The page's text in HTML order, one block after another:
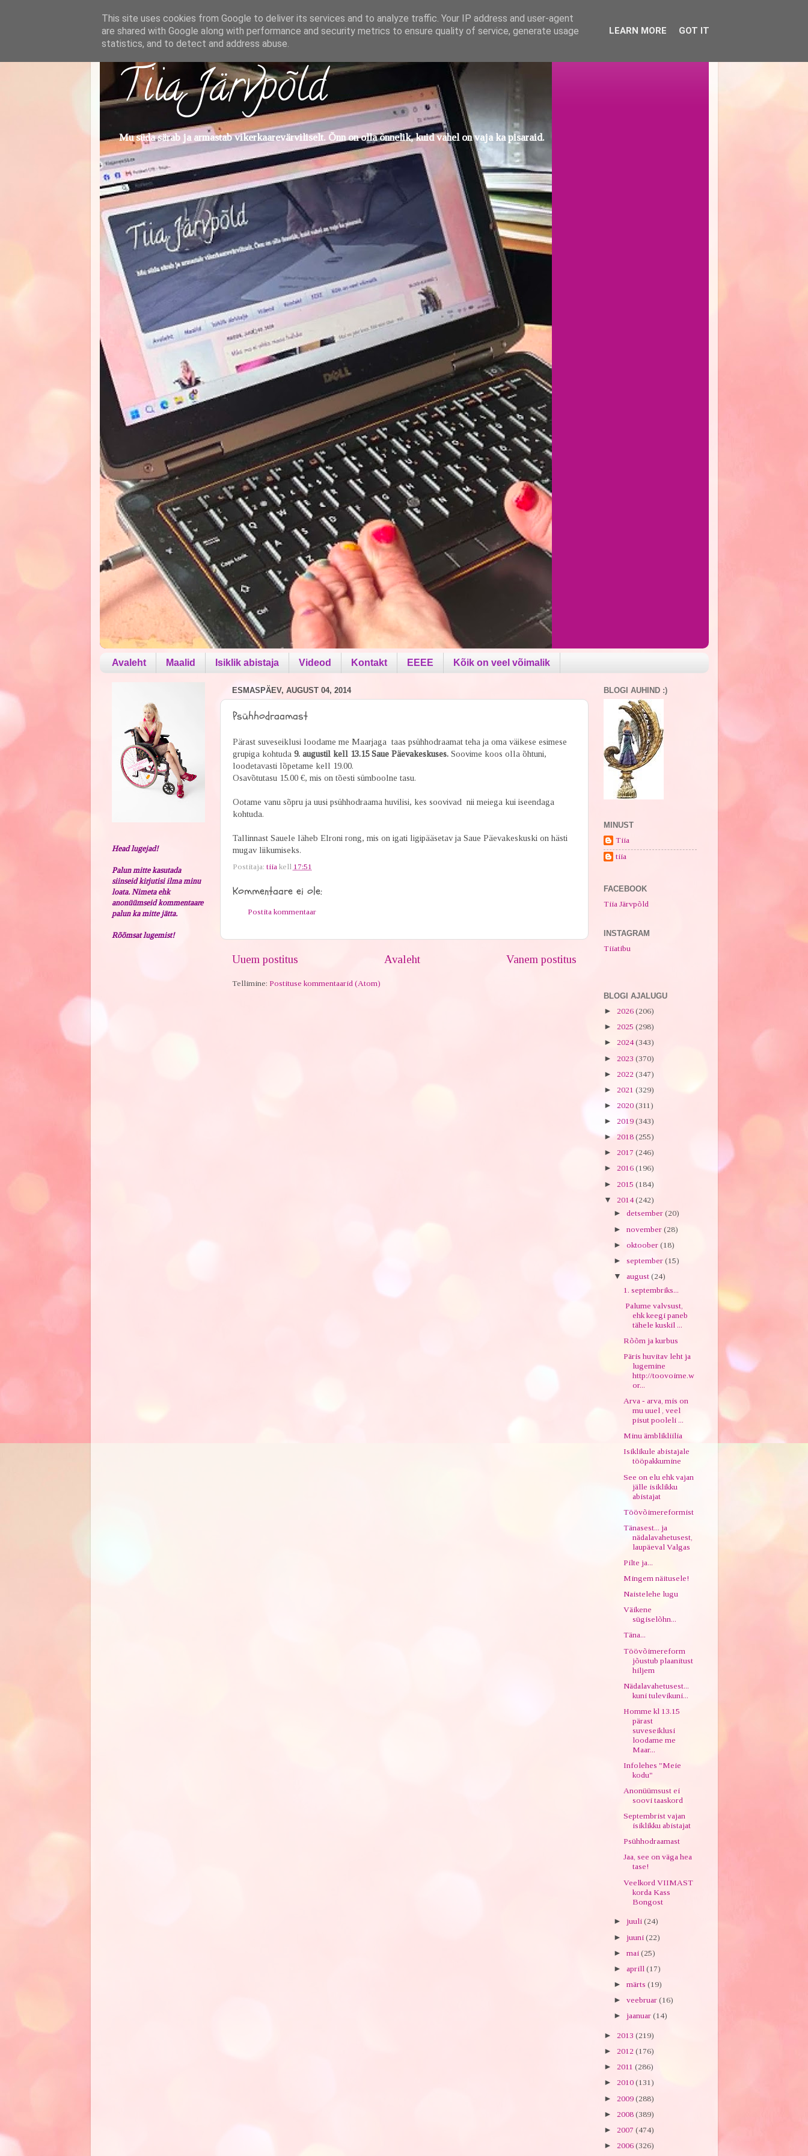
Tiia Järvpõld
Mu süda särab ja armastab vikerkaarevärviliselt. Õnn on olla õnnelik, kuid vahel on vaja ka pisaraid.
Avaleht Maalid Isiklik abistaja Videod Kontakt EEEE Kõik on veel võimalik
ESMASPÄEV, AUGUST 04, 2014
Psühhodraamast
Pärast suveseiklusi loodame me Maarjaga taas psühhodraamat teha ja oma väikese esimese
grupiga kohtuda 9. augustil kell 13.15 Saue Päevakeskuses. Soovime koos olla õhtuni,
loodetavasti lõpetame kell 19.00.
Osavõtutasu 15.00 €, mis on tõesti sümboolne tasu.
Ootame vanu sõpru ja uusi psühhodraama huvilisi, kes soovivad nii meiega kui iseendaga
kohtuda.
Tallinnast Sauele läheb Elroni rong, mis on igati ligipääsetav ja Saue Päevakeskuski on hästi
mugav liikumiseks.
Postitaja: tiia kell 17:51
Kommentaare ei ole:
Postita kommentaar
Uuem postitus Vanem postitus
Avaleht
Tellimine: Postituse kommentaarid (Atom)
Head lugejad!
Palun mitte kasutada
siinseid kirjutisi ilma minu
loata. Nimeta ehk
anonüümseid kommentaare
palun ka mitte jätta.
Rõõmsat lugemist!
BLOGI AUHIND :)
MINUST
Tiia
tiia
FACEBOOK
Tiia Järvpõld
INSTAGRAM
Tiiatibu
BLOGI AJALUGU
► 2026 (206)
► 2025 (298)
► 2024(343)
► 2023 (370)
► 2022 (347)
► 2021 (329)
► 2020 (311)
► 2019 (343)
► 2018 (255)
► 2017 (246)
► 2016 (196)
► 2015 (184)
▼ 2014(242)
► detsember (20)
► november (28)
► oktoober (18)
► september (15)
▼ august (24)
1. septembriks...
Palume valvsust,
ehk keegi paneb
tähele kuskil ...
Rõõm ja kurbus
Päris huvitav leht ja
lugemine
http://toovoime.w
or...
Arva - arva, mis on
mu uuel , veel
pisut pooleli ...
Minu ämblikliilia
Isiklikule abistajale
tööpakkumine
See on elu ehk vajan
jälle isiklikku
abistajat
Töövõimereformist
Tänasest... ja
nädalavahetusest,
laupäeval Valgas
Pilte ja...
Mingem näitusele!
Naistelehe lugu
Väikene
sügiselõhn...
Täna...
Töövõimereform
jõustub plaanitust
hiljem
Nädalavahetusest...
kuni tulevikuni...
Homme kl 13.15
pärast
suveseiklusi
loodame me
Maar...
Infolehes "Meie
kodu"
Anonüümsust ei
soovi taaskord
Septembrist vajan
isiklikku abistajat
Psühhodraamast
Jaa, see on väga hea
tase!
Veelkord VIIMAST
korda Kass
Bongost
► juuli (24)
► juuni (22)
► mai (25)
► aprill (17)
► märts (19)
► veebruar (16)
► jaanuar (14)
► 2013 (219)
► 2012 (176)
► 2011 (286)
► 2010 (131)
► 2009 (288)
► 2008 (389)
► 2007 (474)
► 2006 (326)
This site uses cookies from Google to deliver its services and to analyze traffic. Your IP address and user-agent
are shared with Google along with performance and security metrics to ensure quality of service, generate usage
statistics, and to detect and address abuse.
LEARN MORE GOT IT